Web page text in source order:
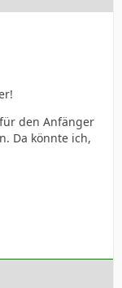
den Anfänger
Da könnte ich,